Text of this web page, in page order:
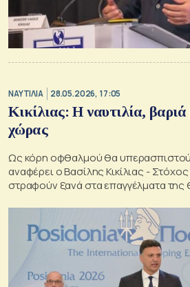
ΝΑΥΤΙΛΙΑ 28.05.2026, 17:05
Κικίλιας: Η ναυτιλία,
χώρας
Ως κόρη οφθαλμού θα
αναφέρει ο Βασίλης Κικίλιας -
στραφούν ξανά στα επαγγέλματα